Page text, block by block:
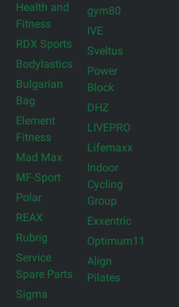
Health and
Fitness
RDX Sports
Bodylastics
Bulgarian
Bag
Element
Fitness
Mad Max
MF-Sport
Polar
REAX
Rubrig
Service
Spare Parts
Sigma
gym80
IVE
Sveltus
Power
Block
DHZ
LIVEPRO
Lifemaxx
Indoor
Cycling
Group
Exxentric
Optimum11
Align
Pilates